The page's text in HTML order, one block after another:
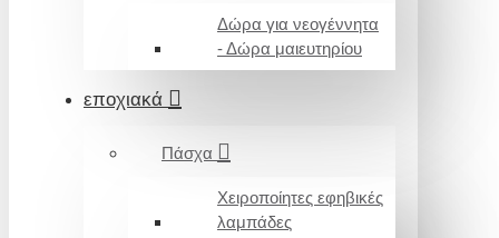
Δώρα για νεογέννητα
- Δώρα μαιευτηρίου
εποχιακά
Πάσχα
Χειροποίητες εφηβικές
λαμπάδες